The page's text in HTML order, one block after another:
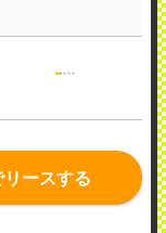
ースする